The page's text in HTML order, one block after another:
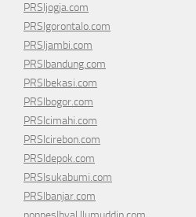
PRSIjogja.com
PRSIgorontalo.com
PRSIjambi.com
PRSIbandung.com
PRSIbekasi.com
PRSIbogor.com
PRSIcimahi.com
PRSIcirebon.com
PRSIdepok.com
PRSIsukabumi.com
PRSIbanjar.com